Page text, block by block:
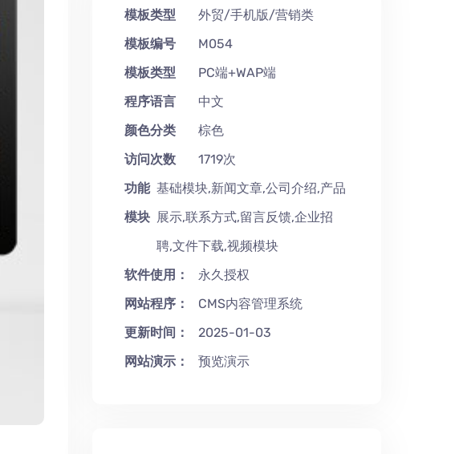
模板类型
外贸/手机版/营销类
模板编号
M054
模板类型
PC端+WAP端
程序语言
中文
颜色分类
棕色
访问次数
1719次
功能
模块
基础模块,新闻文章,公司介绍,产品
展示,联系方式,留言反馈,企业招
聘,文件下载,视频模块
软件使用：
永久授权
网站程序：
CMS内容管理系统
更新时间：
2025-01-03
网站演示：
预览演示